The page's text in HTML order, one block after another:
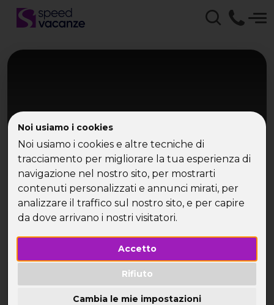
Noi usiamo i cookies
Noi usiamo i cookies e altre tecniche di
tracciamento per migliorare la tua esperienza di
navigazione nel nostro sito, per mostrarti
contenuti personalizzati e annunci mirati, per
analizzare il traffico sul nostro sito, e per capire
da dove arrivano i nostri visitatori.
Accetto
Rifiuto
Cambia le mie impostazioni
Isole Pontine
Catamarano alle Pontine
16 Ago